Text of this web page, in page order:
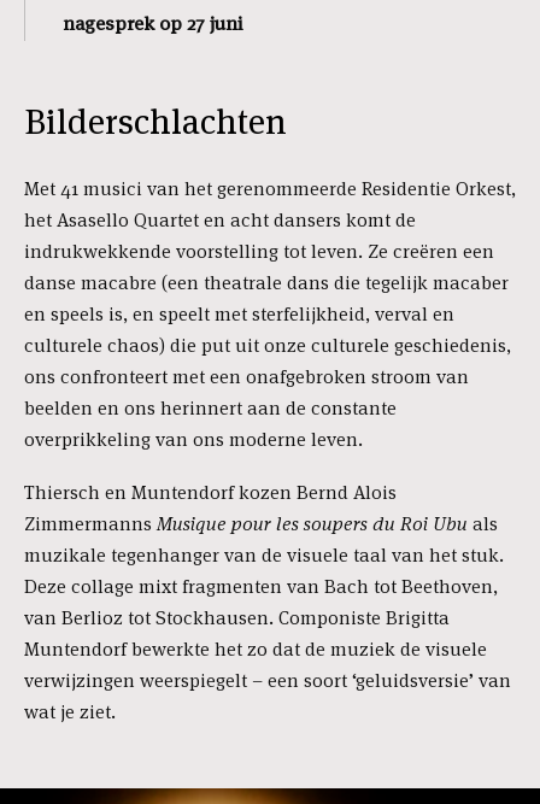
nagesprek op 27 juni
Bilderschlachten
Met 41 musici van het gerenommeerde Residentie Orkest,
het Asasello Quartet en acht dansers komt de
indrukwekkende voorstelling tot leven. Ze creëren een
danse macabre (een theatrale dans die tegelijk macaber
en speels is, en speelt met sterfelijkheid, verval en
culturele chaos) die put uit onze culturele geschiedenis,
ons confronteert met een onafgebroken stroom van
beelden en ons herinnert aan de constante
overprikkeling van ons moderne leven.
Thiersch en Muntendorf kozen Bernd Alois
ZimmermannsMusique pour les soupers du Roi Ubu als
muzikale tegenhanger van de visuele taal van het stuk.
Deze collage mixt fragmenten van Bach tot Beethoven,
van Berlioz tot Stockhausen. Componiste Brigitta
Muntendorf bewerkte het zo dat de muziek de visuele
verwijzingen weerspiegelt – een soort ‘geluidsversie’ van
wat je ziet.